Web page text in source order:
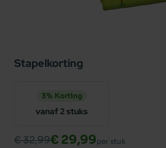
Stapelkorting
3% Korting
vanaf 2 stuks
€ 32,99€ 29,99per stuk